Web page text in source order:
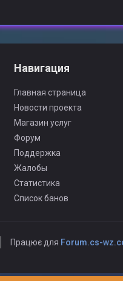
Навигация
Главная страница
Новости проекта
Магазин услуг
Форум
Поддержка
Жалобы
Статистика
Список банов
Працює для Forum.cs-